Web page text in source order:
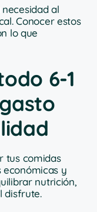
al
Conocer estos
lo que
6-1
tus comidas
económicas y
nutrición,
disfrute.